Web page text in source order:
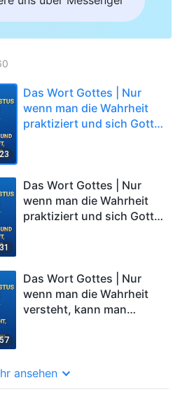
Das Wort Gottes | Nur
wenn man die Wahrheit
praktiziert und sich Gott
Das Wort Gottes | Nur
wenn man die Wahrheit
praktiziert und sich Gott
Das Wort Gottes | Nur
wenn man die Wahrheit
versteht, kann man
ansehen